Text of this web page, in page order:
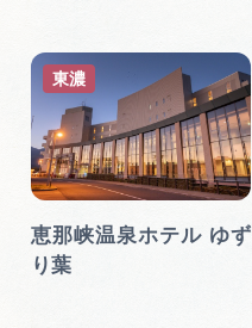
恵那峡温泉ホテル ゆず
り葉
東濃